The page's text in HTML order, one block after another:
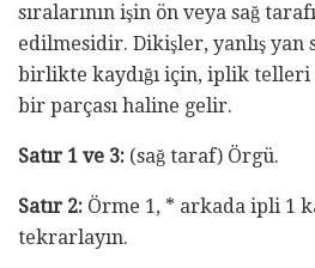
sıralarının işin ön veya sağ
edilmesidir. Dikişler, yanlış
birlikte kaydığı için, iplik telleri
bir parçası haline gelir.
Satır 1 ve 3: (sağ taraf) Örgü.
Satır 2: Örme 1, * arkada ipli 1
tekrarlayın.